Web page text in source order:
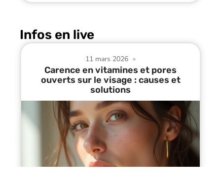
Infos en live
11 mars 2026
Carence en vitamines et pores
ouverts sur le visage : causes et
solutions